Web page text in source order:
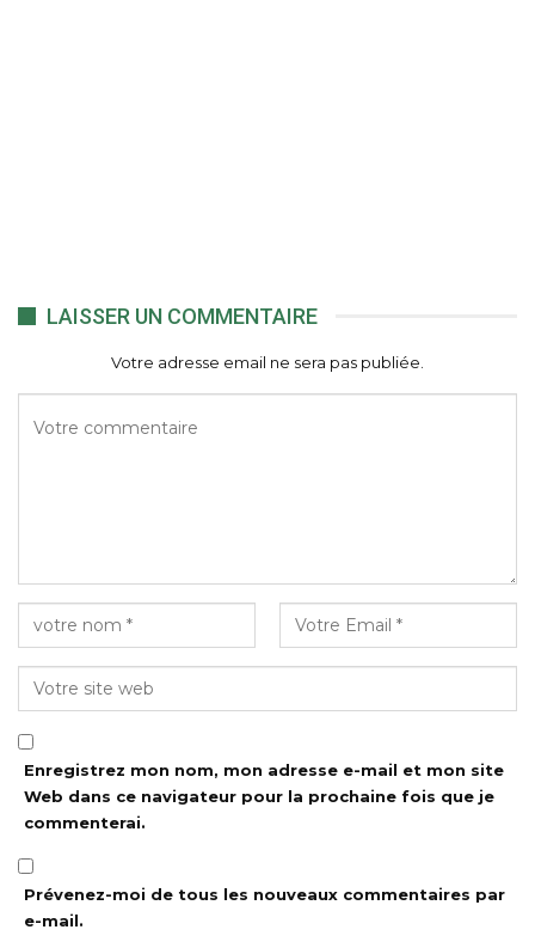
LAISSER UN COMMENTAIRE
Votre adresse email ne sera pas publiée.
Enregistrez mon nom, mon adresse e-mail et mon site
Web dans ce navigateur pour la prochaine fois que je
commenterai.
Prévenez-moi de tous les nouveaux commentaires par
e-mail.